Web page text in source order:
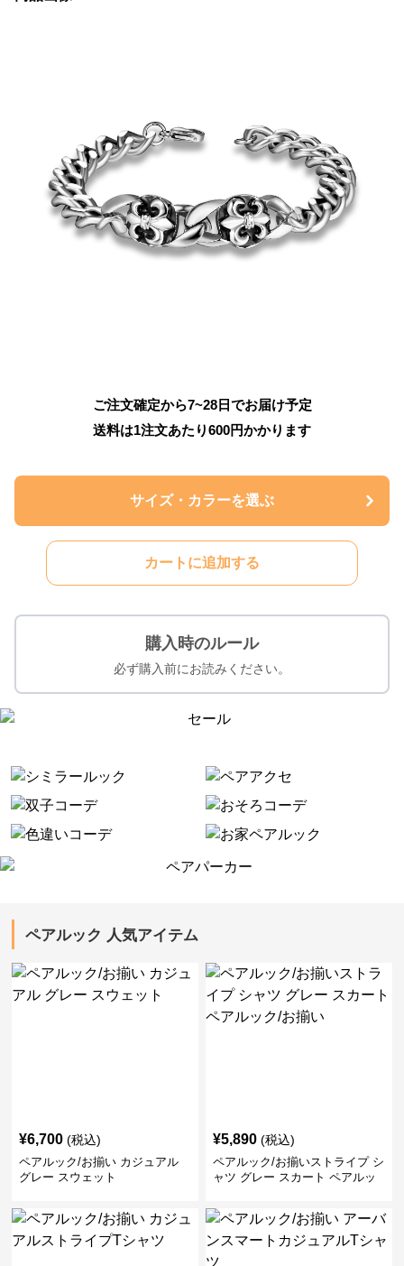
ご注文確定から7~28日でお届け予定
送料は1注文あたり600円かかります
サイズ・カラーを選ぶ
カートに追加する
購入時のルール
必ず購入前にお読みください。
ペアルック 人気アイテム
¥6,700 (税込)
ペアルック/お揃い カジュアル
グレー スウェット
¥5,890 (税込)
ペアルック/お揃いストライプ シ
ャツ グレー スカート ペアルッ